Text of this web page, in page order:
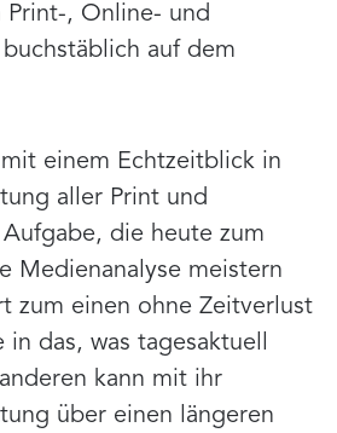
Print-, Online- und
auf dem
einem Echtzeitblick in
aller Print und
die heute zum
Medienanalyse meistern
zum einen ohne Zeitverlust
das, was tagesaktuell
kann mit ihr
über einen längeren